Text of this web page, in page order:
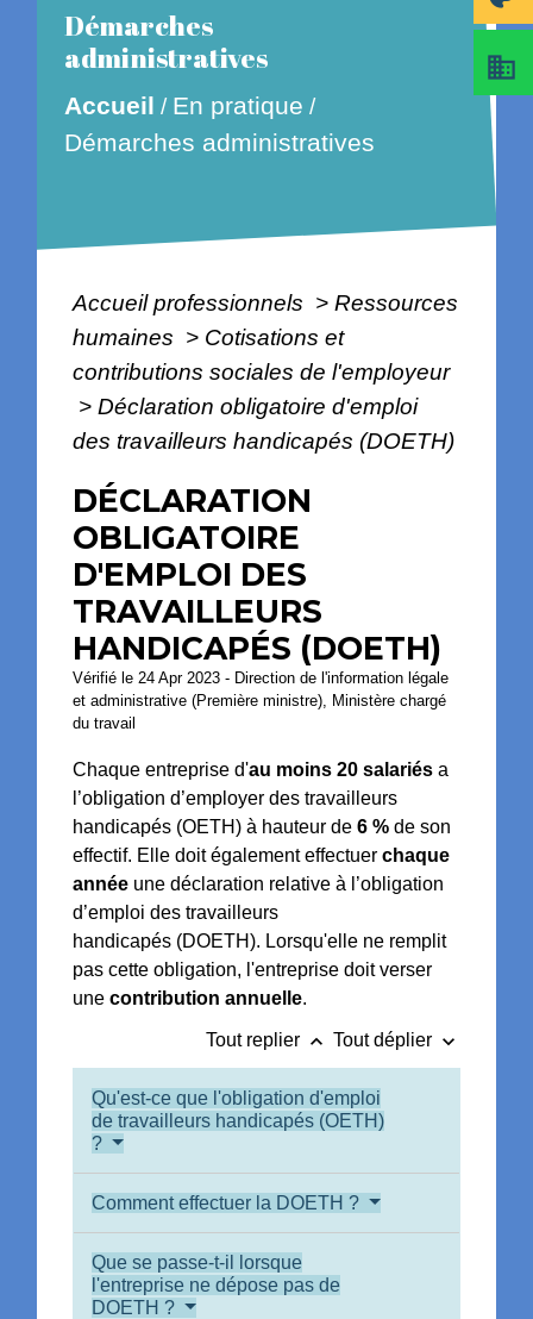
Démarches
administratives
Accueil / En pratique /
Démarches administratives
Accueil professionnels > Ressources
humaines > Cotisations et
contributions sociales de l'employeur
> Déclaration obligatoire d'emploi
des travailleurs handicapés (DOETH)
DÉCLARATION
OBLIGATOIRE
D'EMPLOI DES
TRAVAILLEURS
HANDICAPÉS (DOETH)
Vérifié le 24 Apr 2023 - Direction de l'information légale
et administrative (Première ministre), Ministère chargé
du travail
Chaque entreprise d'au moins 20 salariés a
l’obligation d’employer des travailleurs
handicapés (OETH) à hauteur de6 % de son
effectif. Elle doit également effectuerchaque
année une déclaration relative à l’obligation
d’emploi des travailleurs
handicapés (DOETH). Lorsqu'elle ne remplit
pas cette obligation, l'entreprise doit verser
unecontribution annuelle.
Tout replier keyboard_arrow_up Tout déplier keyboard_arrow_down
Qu'est-ce que l'obligation d'emploi
de travailleurs handicapés (OETH)
?
Comment effectuer la DOETH ?
Que se passe-t-il lorsque
l'entreprise ne dépose pas de
DOETH ?
business